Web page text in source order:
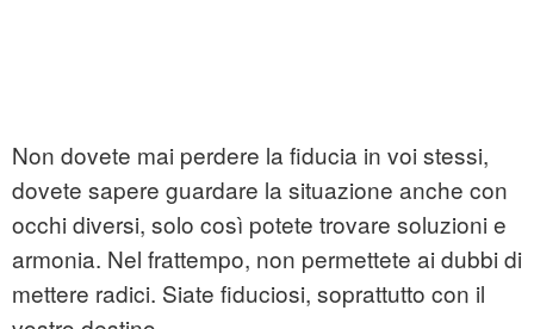
Non dovete mai perdere la fiducia in voi stessi,
dovete sapere guardare la situazione anche con
occhi diversi, solo così potete trovare soluzioni e
armonia. Nel frattempo, non permettete ai dubbi di
mettere radici. Siate fiduciosi, soprattutto con il